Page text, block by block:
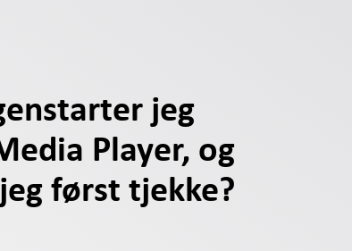
jeg
Player, og
først tjekke?